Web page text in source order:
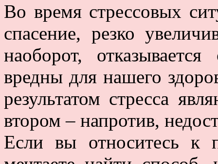
Во время стрессовых
спасение, резко
наоборот,
вредны для нашего
результатом стресса
втором – напротив,
Если вы относитесь к